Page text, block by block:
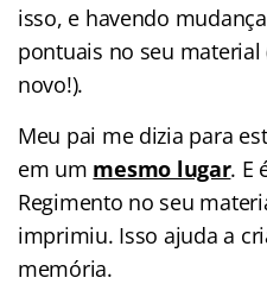
isso, e havendo
pontuais no seu
novo!).
Meu pai me dizia para
em um mesmo lugar. E
Regimento no seu
imprimiu. Isso ajuda a
memória.